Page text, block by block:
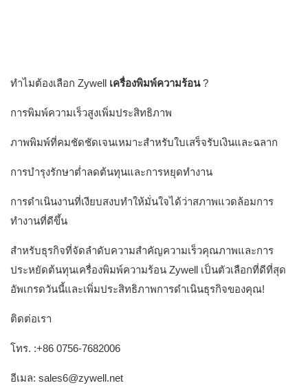
ทำไมต้องเลือก Zywell เครื่องพิมพ์ความร้อน?
การพิมพ์ความเร็วสูงเพิ่มประสิทธิภาพ
ภาพพิมพ์ที่คมชัดชัดเจนเหมาะสำหรับใบเสร็จรับเงินและฉลาก
การบำรุงรักษาต่ำลดต้นทุนและการหยุดทำงาน
การดำเนินงานที่เงียบสงบทำให้มั่นใจได้ว่าสภาพแวดล้อมการ
ทำงานที่ดีขึ้น
สำหรับธุรกิจที่จัดลำดับความสำคัญความเร็วคุณภาพและการ
ประหยัดต้นทุนเครื่องพิมพ์ความร้อน Zywell เป็นตัวเลือกที่ดีที่สุด
อัพเกรดวันนี้และเพิ่มประสิทธิภาพการดำเนินธุรกิจของคุณ!
ติดต่อเรา
โทร. :+86 0756-7682006
อีเมล: sales6@zywell.net